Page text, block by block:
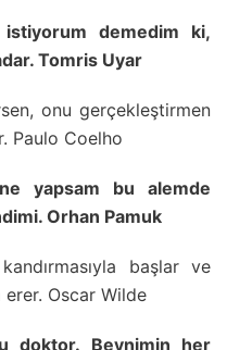
demedim ki,
Tomris Uyar
onu gerçekleştirmen
Paulo Coelho
yapsam bu alemde
Orhan Pamuk
başlar ve
erer. Oscar Wilde
doktor. Beynimin her